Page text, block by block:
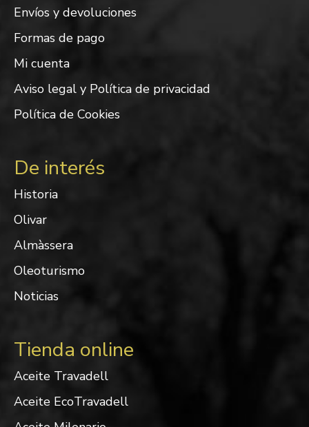
Envíos y devoluciones
Formas de pago
Mi cuenta
Aviso legal y Política de privacidad
Política de Cookies
De interés
Historia
Olivar
Almàssera
Oleoturismo
Noticias
Tienda online
Aceite Travadell
Aceite EcoTravadell